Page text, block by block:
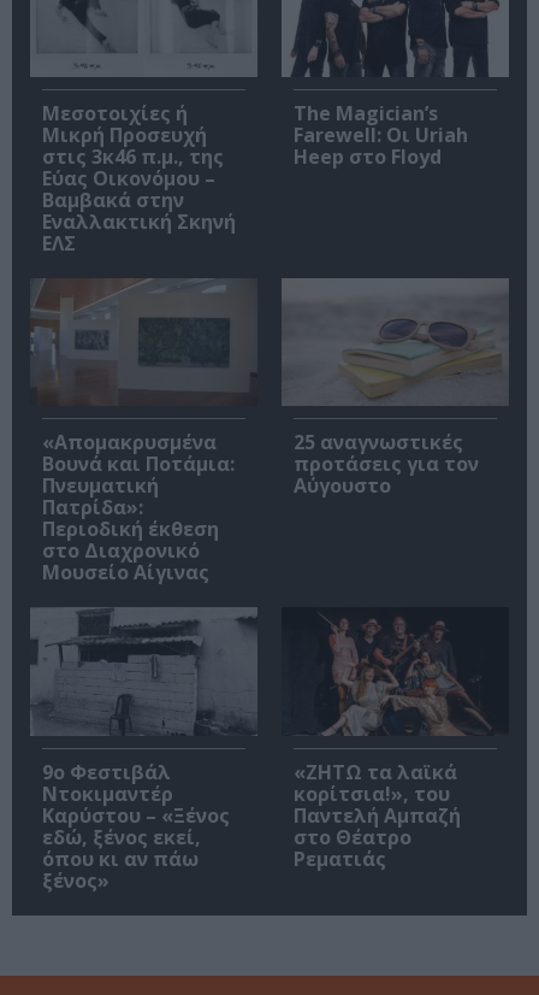
Μεσοτοιχίες ή
Μικρή Προσευχή
στις 3κ46 π.μ., της
Εύας Οικονόμου –
Βαμβακά στην
Εναλλακτική Σκηνή
ΕΛΣ
The Magician’s
Farewell: Οι Uriah
Heep στο Floyd
«Απομακρυσμένα
Βουνά και Ποτάμια:
Πνευματική
Πατρίδα»:
Περιοδική έκθεση
στο Διαχρονικό
Μουσείο Αίγινας
25 αναγνωστικές
προτάσεις για τον
Αύγουστο
9ο Φεστιβάλ
Ντοκιμαντέρ
Καρύστου – «Ξένος
εδώ, ξένος εκεί,
όπου κι αν πάω
ξένος»
«ΖΗΤΩ τα λαϊκά
κορίτσια!», του
Παντελή Αμπαζή
στο Θέατρο
Ρεματιάς